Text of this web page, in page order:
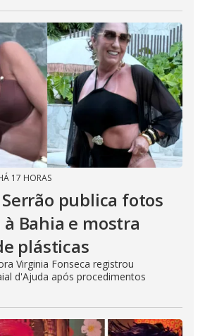
17 HORAS
publica fotos
Bahia e mostra
plásticas
Virginia Fonseca registrou
d'Ajuda após procedimentos